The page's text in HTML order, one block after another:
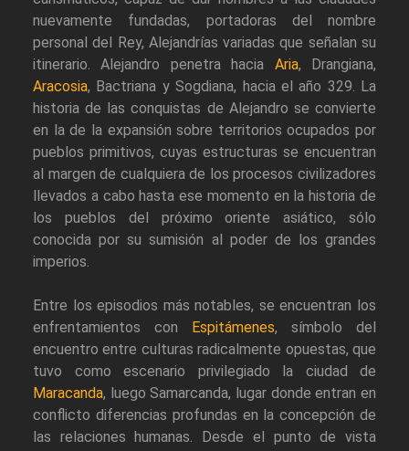
nuevamente fundadas, portadoras del nombre
personal del Rey, Alejandrías variadas que señalan su
itinerario. Alejandro penetra hacia Aria, Drangiana,
Aracosia, Bactriana y Sogdiana, hacia el año 329. La
historia de las conquistas de Alejandro se convierte
en la de la expansión sobre territorios ocupados por
pueblos primitivos, cuyas estructuras se encuentran
al margen de cualquiera de los procesos civilizadores
llevados a cabo hasta ese momento en la historia de
los pueblos del próximo oriente asiático, sólo
conocida por su sumisión al poder de los grandes
imperios.
Entre los episodios más notables, se encuentran los
enfrentamientos con
Espitámenes, símbolo del
encuentro entre culturas radicalmente opuestas, que
tuvo como escenario privilegiado la ciudad de
Maracanda, luego Samarcanda, lugar donde entran en
conflicto diferencias profundas en la concepción de
las relaciones humanas. Desde el punto de vista